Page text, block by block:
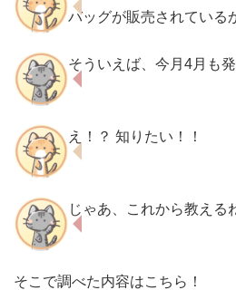
バッグが販売されている
そういえば、今月4月も
え！？ 知りたい！！
じゃあ、これから教える
そこで調べた内容はこちら！